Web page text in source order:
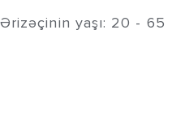
yaşı: 20 - 65